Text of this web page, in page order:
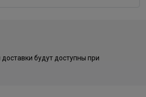
будут доступны при